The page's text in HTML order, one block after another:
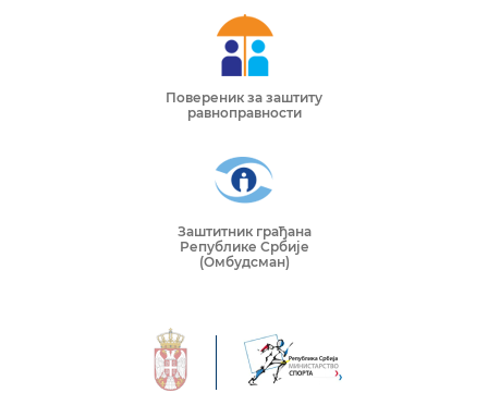
Повереник за заштиту
равноправности
Заштитник грађана
Републике Србије
(Омбудсман)